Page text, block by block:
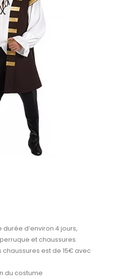
d’environ 4 jours,
et chaussures.
est de 15€ avec
du costume